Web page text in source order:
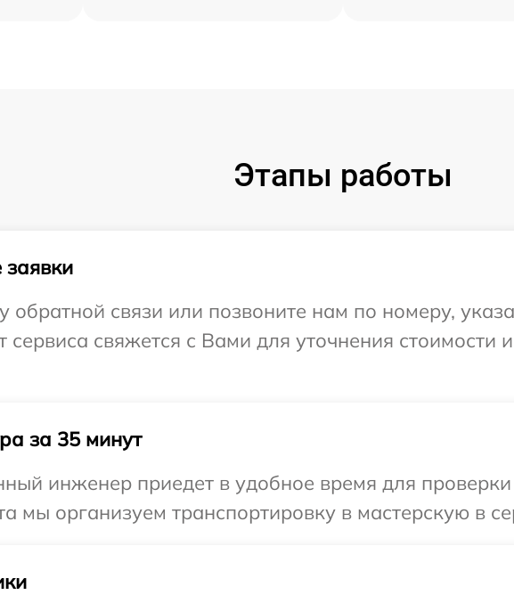
Этапы работы
связи или позвоните нам по номеру,
сервиса свяжется с Вами для уточнения стоимости
за 35 минут
инженер приедет в удобное время для проверки
мы организуем транспортировку в мастерскую в